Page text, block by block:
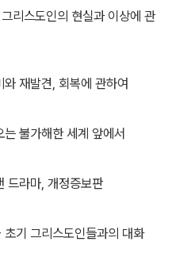
리스도인의 현실과 이상에 관
재발견, 회복에 관하여
불가해한 세계 앞에서
드라마, 개정증보판
기 그리스도인들과의 대화